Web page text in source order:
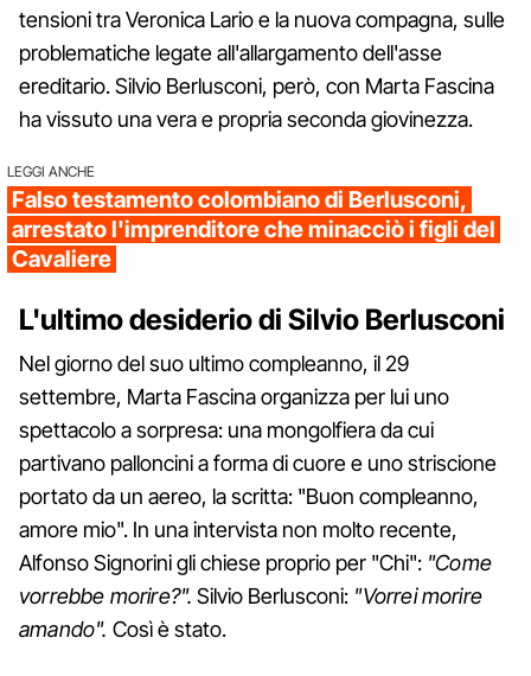
tensioni tra Veronica Lario e la nuova compagna, sulle
problematiche legate all'allargamento dell'asse
ereditario. Silvio Berlusconi, però, con Marta Fascina
ha vissuto una vera e propria seconda giovinezza.
LEGGI ANCHE
Falso testamento colombiano di Berlusconi,
arrestato l'imprenditore che minacciò i figli del
Cavaliere
L'ultimo desiderio di Silvio Berlusconi
Nel giorno del suo ultimo compleanno, il 29
settembre, Marta Fascina organizza per lui uno
spettacolo a sorpresa: una mongolfiera da cui
partivano palloncini a forma di cuore e uno striscione
portato da un aereo, la scritta: "Buon compleanno,
amore mio". In una intervista non molto recente,
Alfonso Signorini gli chiese proprio per "Chi": "Come
vorrebbe morire?".Silvio Berlusconi: "Vorrei morire
amando". Così è stato.